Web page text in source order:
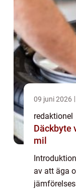
09 juni 2026
redaktionel
Däckbyte
mil
av att äga